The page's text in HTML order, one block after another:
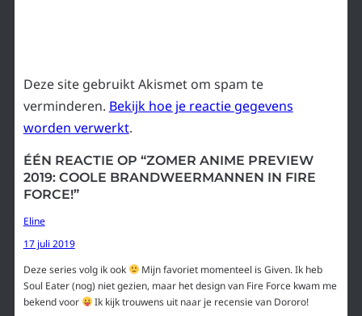
Deze site gebruikt Akismet om spam te
verminderen. Bekijk hoe je reactie gegevens
worden verwerkt.
ÉÉN REACTIE OP “ZOMER ANIME PREVIEW
2019: COOLE BRANDWEERMANNEN IN FIRE
FORCE!”
Eline
17 juli 2019
Deze series volg ik ook
Mijn favoriet momenteel is Given. Ik heb
Soul Eater (nog) niet gezien, maar het design van Fire Force kwam me
bekend voor
Ik kijk trouwens uit naar je recensie van Dororo!